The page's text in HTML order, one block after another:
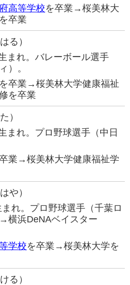
高等学校を卒業→桜美林大
卒業
る）
まれ。バレーボール選手
）。
を卒業→桜美林大学健康福祉
を卒業
）
まれ。プロ野球選手（中日
業→桜美林大学健康福祉学
や）
れ。プロ野球選手（千葉ロ
横浜DeNAベイスター
学校を卒業→桜美林大学を
る）